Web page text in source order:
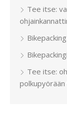
Tee itse:
Tee itse:
polkupyörään